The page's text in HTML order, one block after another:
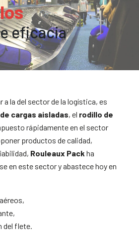
eficacia
a la del sector de la logística, es
cargas aisladas, el rodillo de
rápidamente en el sector
productos de calidad,
Rouleaux Pack ha
en este sector y abastece hoy en
del flete.